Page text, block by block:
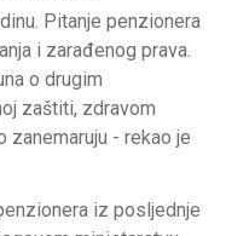
Pitanje penzionera
i zarađenog prava.
o drugim
zaštiti, zdravom
- rekao je
iz posljednje